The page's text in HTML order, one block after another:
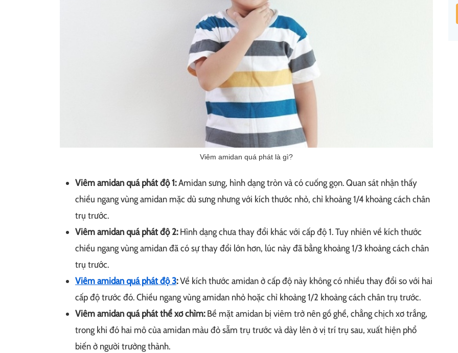
Viêm amidan quá phát là gì?
Viêm amidan quá phát độ 1:Amidan sưng, hình dạng tròn và có cuống gọn. Quan sát nhận thấy
chiều ngang vùng amidan mặc dù sưng nhưng với kích thước nhỏ, chỉ khoảng 1/4 khoảng cách chân
trụ trước.
Viêm amidan quá phát độ 2:Hình dạng chưa thay đổi khác với cấp độ 1. Tuy nhiên về kích thước
chiều ngang vùng amidan đã có sự thay đổi lớn hơn, lúc này đã bằng khoảng 1/3 khoảng cách chân
trụ trước.
Viêm amidan quá phát độ 3:Về kích thước amidan ở cấp độ này không có nhiều thay đổi so với hai
cấp độ trước đó. Chiều ngang vùng amidan nhỏ hoặc chỉ khoảng 1/2 khoảng cách chân trụ trước.
Viêm amidan quá phát thể xơ chìm:Bề mặt amidan bị viêm trở nên gồ ghề, chằng chịch xơ trắng,
trong khi đó hai mô của amidan màu đỏ sẫm trụ trước và dày lên ở vị trí trụ sau, xuất hiện phổ
biến ở người trưởng thành.